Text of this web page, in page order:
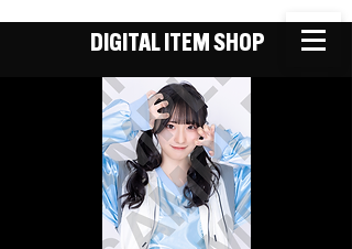
DIGITAL ITEM SHOP